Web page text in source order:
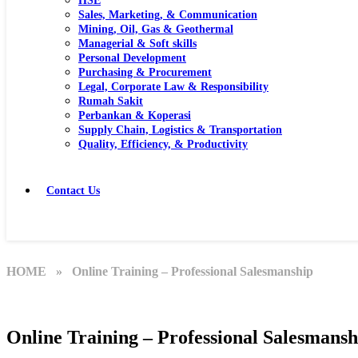
Sales, Marketing, & Communication
Mining, Oil, Gas & Geothermal
Managerial & Soft skills
Personal Development
Purchasing & Procurement
Legal, Corporate Law & Responsibility
Rumah Sakit
Perbankan & Koperasi
Supply Chain, Logistics & Transportation
Quality, Efficiency, & Productivity
Contact Us
HOME » Online Training – Professional Salesmanship
Online Training – Professional